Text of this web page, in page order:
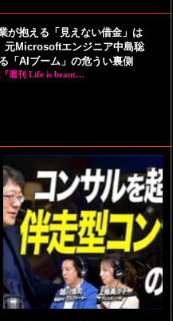
が抱える「見えない借金」は
元Microsoftエンジニア中島聡
「AIブーム」の危うい裏側
週刊 Life is beaut…